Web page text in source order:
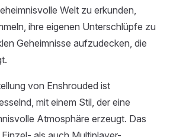
Welt zu erkunden,
ihre eigenen Unterschlüpfe zu
Geheimnisse aufzudecken, die
von Enshrouded ist
mit einem Stil, der eine
Atmosphäre erzeugt. Das